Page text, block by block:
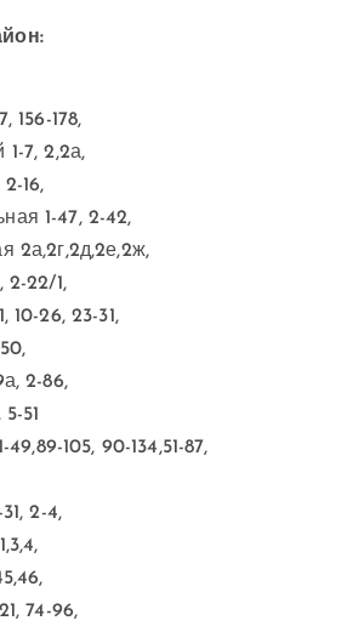
156-178,
1-7, 2,2а,
16,
1-47, 2-42,
2а,2г,2д,2е,2ж,
2-22/1,
10-26, 23-31,
2-86,
51
105, 90-134,51-87,
2-4,
74-96,